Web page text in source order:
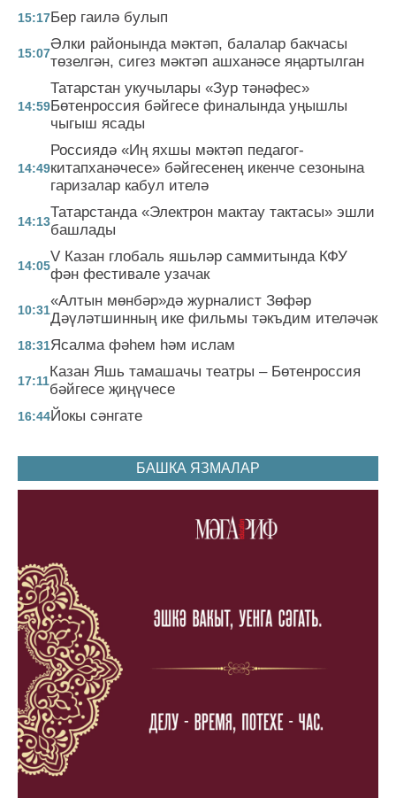
15:17Бер гаилә булып
15:07
Әлки районында мәктәп, балалар бакчасы
төзелгән, сигез мәктәп ашханәсе яңартылган
14:59
Татарстан укучылары «Зур тәнәфес»
Бөтенроссия бәйгесе финалында уңышлы
чыгыш ясады
14:49
Россиядә «Иң яхшы мәктәп педагог-
китапханәчесе» бәйгесенең икенче сезонына
гаризалар кабул ителә
14:13
Татарстанда «Электрон мактау тактасы» эшли
башлады
14:05
V Казан глобаль яшьләр саммитында КФУ
фән фестивале узачак
10:31
«Алтын мөнбәр»дә журналист Зөфәр
Дәүләтшинның ике фильмы тәкъдим ителәчәк
18:31Ясалма фәһем һәм ислам
17:11
Казан Яшь тамашачы театры – Бөтенроссия
бәйгесе җиңүчесе
16:44Йокы сәнгате
БАШКА ЯЗМАЛАР